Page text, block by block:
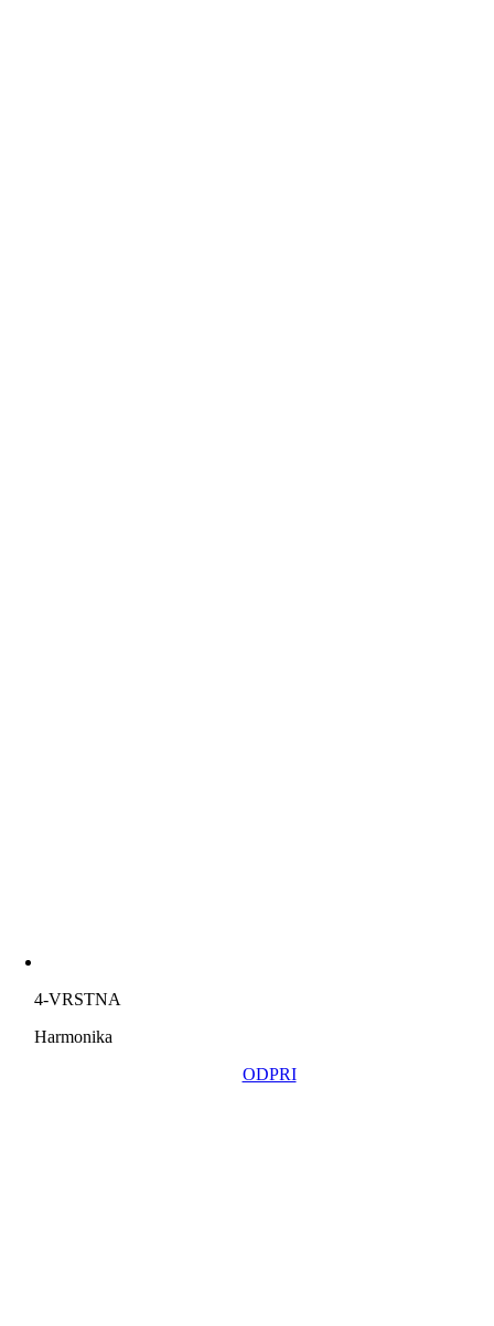
4-VRSTNA
Harmonika
ODPRI